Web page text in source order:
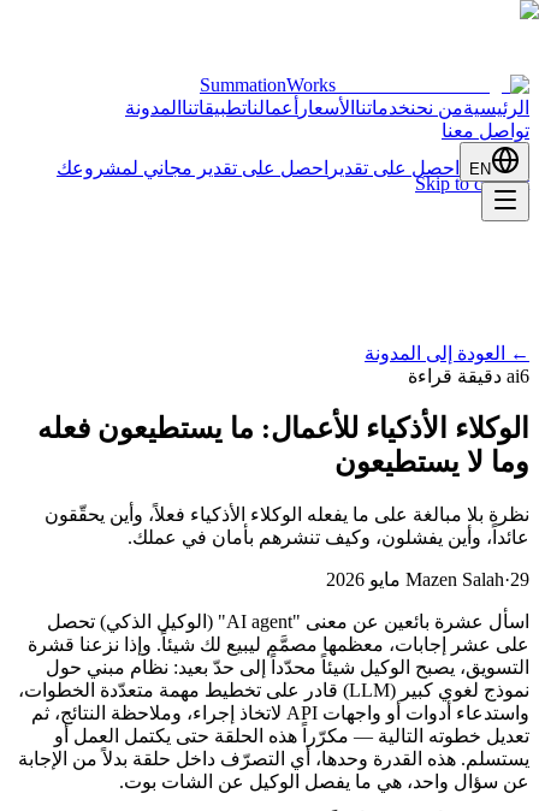
Skip to content
SummationWorks
الرئيسيةمن نحنخدماتنا الأسعار أعمالناتطبيقاتنا المدونة
تواصل معنا
EN احصل على تقدير احصل على تقدير مجاني لمشروعك
←
العودة إلى المدونة
ai6 دقيقة قراءة
الوكلاء الأذكياء للأعمال: ما يستطيعون فعله
وما لا يستطيعون
نظرة بلا مبالغة على ما يفعله الوكلاء الأذكياء فعلاً، وأين يحقّقون
عائداً، وأين يفشلون، وكيف تنشرهم بأمان في عملك.
Mazen Salah·29 مايو 2026
اسأل عشرة بائعين عن معنى "AI agent" (الوكيل الذكي) تحصل
على عشر إجابات، معظمها مصمَّم ليبيع لك شيئاً. وإذا نزعنا قشرة
التسويق، يصبح الوكيل شيئاً محدّداً إلى حدّ بعيد: نظام مبني حول
نموذج لغوي كبير (LLM) قادر على تخطيط مهمة متعدّدة الخطوات،
واستدعاء أدوات أو واجهات API لاتخاذ إجراء، وملاحظة النتائج، ثم
تعديل خطوته التالية — مكرّراً هذه الحلقة حتى يكتمل العمل أو
يستسلم. هذه القدرة وحدها، أي التصرّف داخل حلقة بدلاً من الإجابة
عن سؤال واحد، هي ما يفصل الوكيل عن الشات بوت.